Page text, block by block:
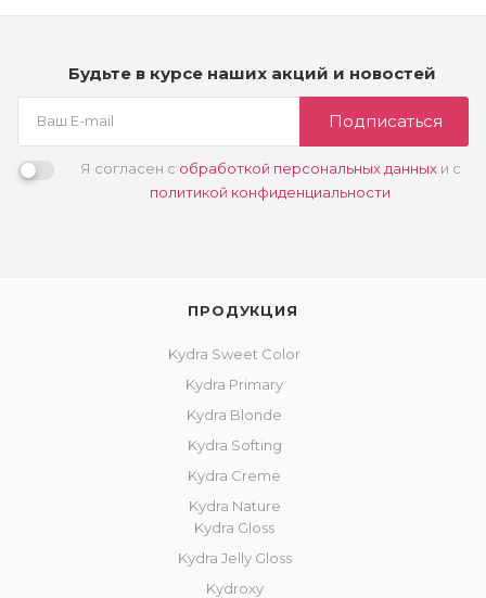
Будьте в курсе наших акций и новостей
Подписаться
Я согласен с обработкой персональных данныхи с
политикой конфиденциальности
ПРОДУКЦИЯ
Kydra Sweet Color
Kydra Primary
Kydra Blonde
Kydra Softing
Kydra Creme
Kydra Nature
Kydra Gloss
Kydra Jelly Gloss
Kydroxy